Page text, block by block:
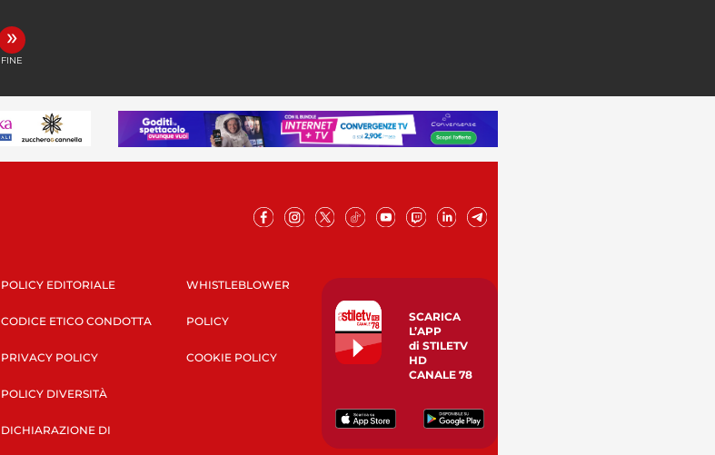
»
FINE
POLICY EDITORIALE
CODICE ETICO CONDOTTA
PRIVACY POLICY
POLICY DIVERSITÀ
DICHIARAZIONE DI
WHISTLEBLOWER
POLICY
COOKIE POLICY
SCARICA
L’APP
di STILETV
HD
CANALE 78